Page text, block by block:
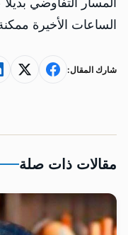
المسار التفاوضي
الساعات الأخيرة
شارك المقال:
مقالات ذات صلة